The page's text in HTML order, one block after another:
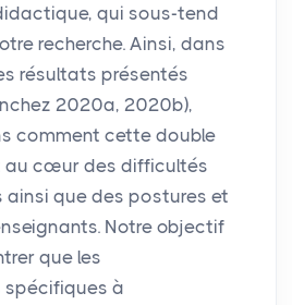
qui sous-tend
recherche. Ainsi, dans
résultats présentés
2020a, 2020b),
comment cette double
au cœur des difficultés
que des postures et
Notre objectif
que les
spécifiques à